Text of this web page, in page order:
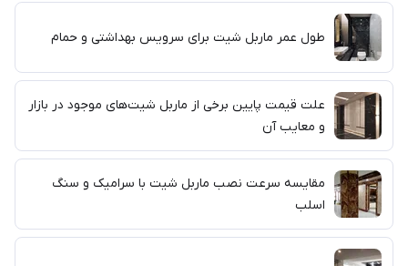
طول عمر ماربل شیت برای سرویس بهداشتی و حمام
علت قیمت پایین برخی از ماربل شیت‌های موجود در بازار
و معایب آن
مقایسه سرعت نصب ماربل شیت با سرامیک و سنگ
اسلب